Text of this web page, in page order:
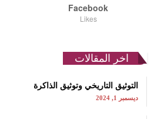
Facebook
Likes
اخر المقالات
التوثيق التاريخي وتوثيق الذاكرة
ديسمبر 1, 2024